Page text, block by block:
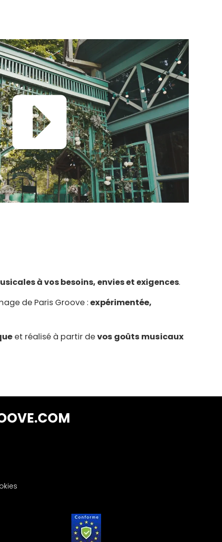
à vos besoins, envies et exigences.
de Paris Groove :expérimentée,
et réalisé à partir devos goûts musicaux